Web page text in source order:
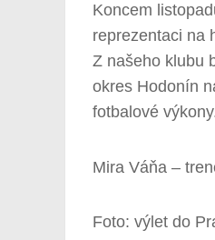
Koncem
reprezentaci na
Z našeho klubu
okres Hodonín
fotbalové
Mira Váňa –
Foto: výlet do